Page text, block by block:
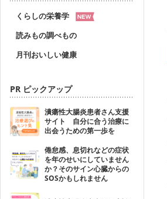
くらしの栄養学
読みもの調べもの
月刊おいしい健康
PR ピックアップ
潰瘍性大腸炎患者さん支援
サイト 自分に合う治療に
出会うための第一歩を
倦怠感、息切れなどの症状
を年のせいにしていません
か？そのサイン心臓からの
SOSかもしれません